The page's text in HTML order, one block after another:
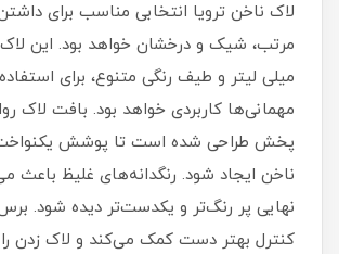
لاک ناخن ترویا انتخابی مناسب برای
میلی‌ لیتر و طیف رنگی متنوع، برای استفاده
مهمانی‌ها کاربردی خواهد بود. بافت لاک
پخش طراحی شده است تا پوشش
ناخن ایجاد شود. رنگدانه‌های غلیظ باعث
نهایی پر رنگ‌تر و یکدست‌تر دیده شود.
کنترل بهتر دست کمک می‌کند و لاک زدن